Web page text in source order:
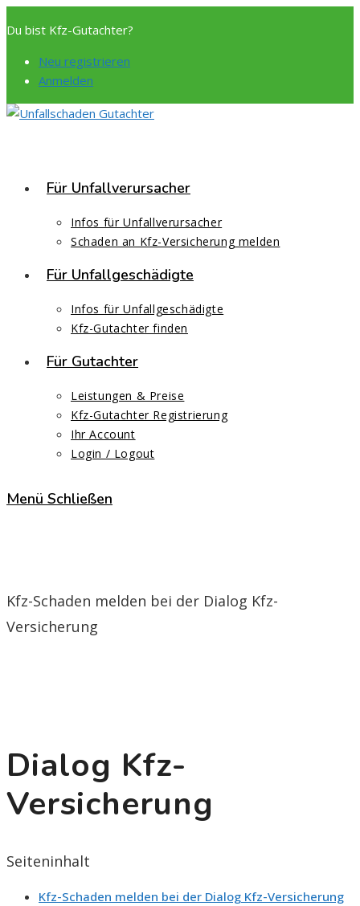
Inhalt
springen
Du bist Kfz-Gutachter?
Neu registrieren
Anmelden
Für Unfallverursacher
Infos für Unfallverursacher
Schaden an Kfz-Versicherung melden
Für Unfallgeschädigte
Infos für Unfallgeschädigte
Kfz-Gutachter finden
Für Gutachter
Leistungen & Preise
Kfz-Gutachter Registrierung
Ihr Account
Login / Logout
Menü Schließen
Kfz-Schaden melden bei der Dialog Kfz-
Versicherung
Dialog Kfz-
Versicherung
Seiteninhalt
Kfz-Schaden melden bei der Dialog Kfz-Versicherung